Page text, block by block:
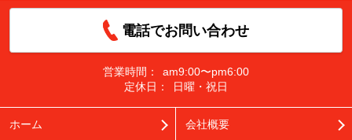
電話でお問い合わせ
営業時間：
am9:00〜pm6:00
定休日：
日曜・祝日
ホーム 会社概要